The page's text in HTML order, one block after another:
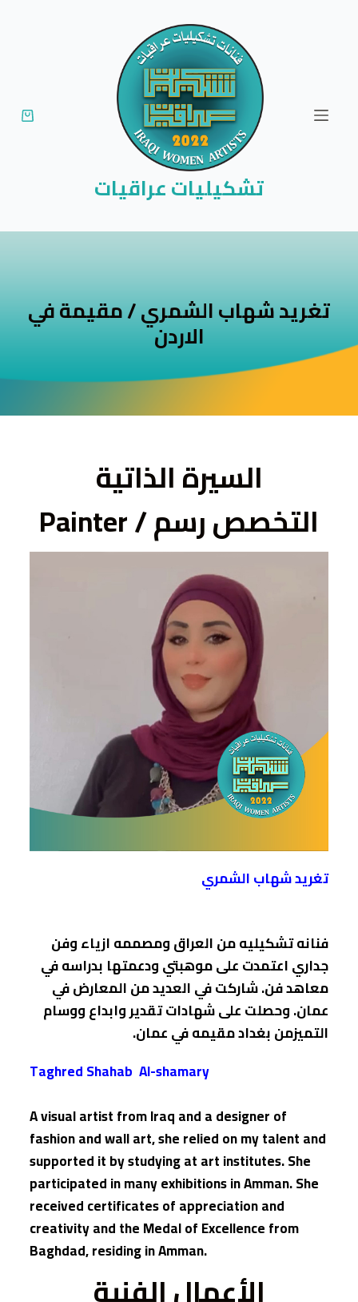
ى
تشكيليات عراقيات
تغريد شهاب الشمري / مقيمة في
الاردن
السيرة الذاتية
التخصص رسم / Painter
تغريد شهاب الشمري
فنانه تشكيليه من العراق ومصممه ازياء وفن
جداري اعتمدت على موهبتي ودعمتها بدراسه في
معاهد فن. شاركت في العديد من المعارض في
عمان. وحصلت على شهادات تقدير وابداع ووسام
التميزمن بغداد مقيمه في عمان.
Taghred Shahab Al-shamary
A visual artist from Iraq and a designer of
fashion and wall art, she relied on my talent and
supported it by studying at art institutes. She
participated in many exhibitions in Amman. She
received certificates of appreciation and
creativity and the Medal of Excellence from
Baghdad, residing in Amman.